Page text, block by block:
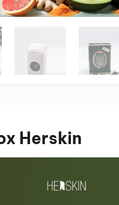
Herskin